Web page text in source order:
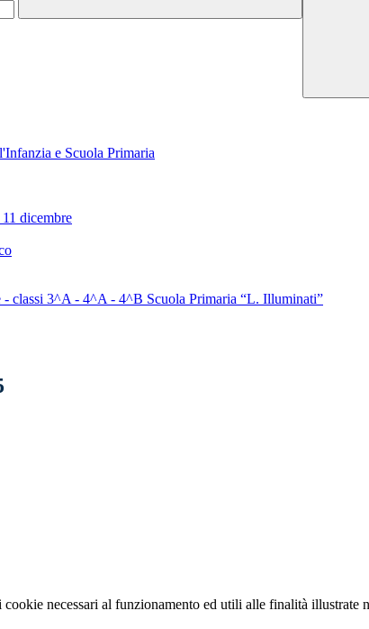
e Scuola Primaria
dicembre
- classi 3^A - 4^A - 4^B Scuola Primaria “L. Illuminati”
necessari al funzionamento ed utili alle finalità illustrate